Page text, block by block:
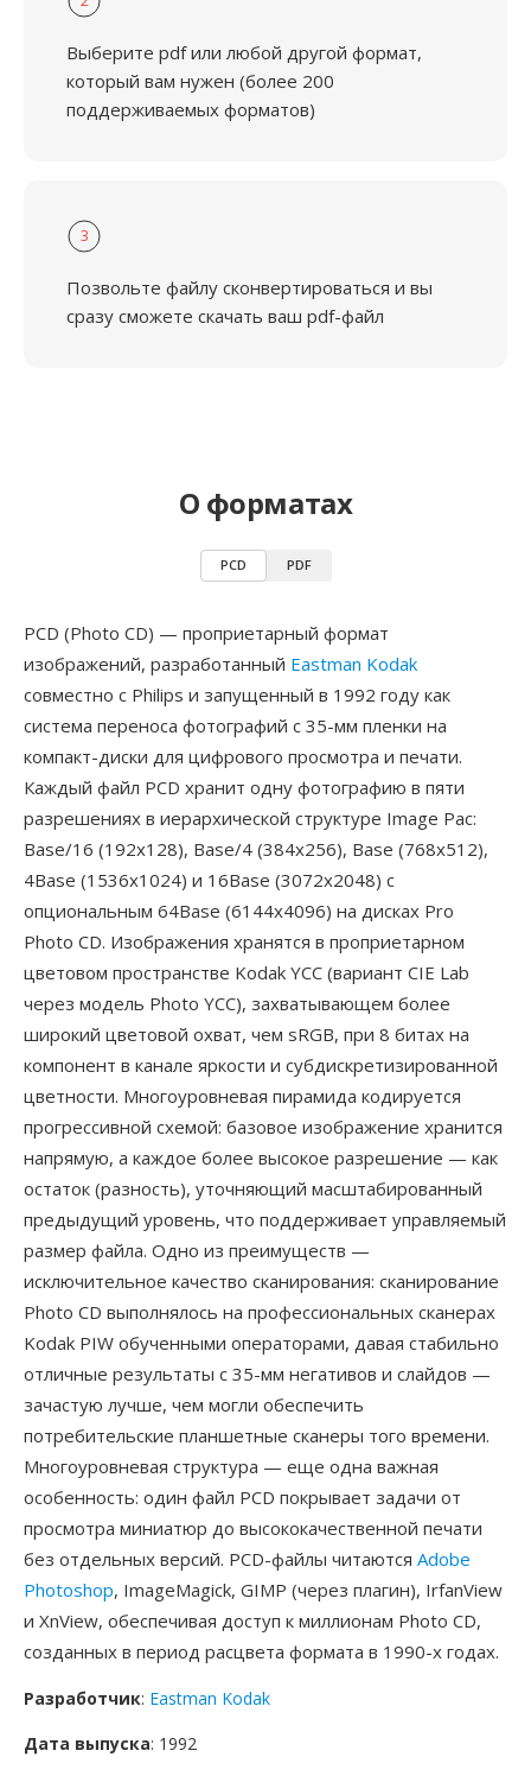
Выберите pdf или любой другой формат,
который вам нужен (более 200
поддерживаемых форматов)
3
Позвольте файлу сконвертироваться и вы
сразу сможете скачать ваш pdf-файл
О форматах
PCD PDF
PCD (Photo CD) — проприетарный формат
изображений, разработанный Eastman Kodak
совместно с Philips и запущенный в 1992 году как
система переноса фотографий с 35-мм пленки на
компакт-диски для цифрового просмотра и печати.
Каждый файл PCD хранит одну фотографию в пяти
разрешениях в иерархической структуре Image Pac:
Base/16 (192x128), Base/4 (384x256), Base (768x512),
4Base (1536x1024) и 16Base (3072x2048) с
опциональным 64Base (6144x4096) на дисках Pro
Photo CD. Изображения хранятся в проприетарном
цветовом пространстве Kodak YCC (вариант CIE Lab
через модель Photo YCC), захватывающем более
широкий цветовой охват, чем sRGB, при 8 битах на
компонент в канале яркости и субдискретизированной
цветности. Многоуровневая пирамида кодируется
прогрессивной схемой: базовое изображение хранится
напрямую, а каждое более высокое разрешение — как
остаток (разность), уточняющий масштабированный
предыдущий уровень, что поддерживает управляемый
размер файла. Одно из преимуществ —
исключительное качество сканирования: сканирование
Photo CD выполнялось на профессиональных сканерах
Kodak PIW обученными операторами, давая стабильно
отличные результаты с 35-мм негативов и слайдов —
зачастую лучше, чем могли обеспечить
потребительские планшетные сканеры того времени.
Многоуровневая структура — еще одна важная
особенность: один файл PCD покрывает задачи от
просмотра миниатюр до высококачественной печати
без отдельных версий. PCD-файлы читаются Adobe
Photoshop, ImageMagick, GIMP (через плагин), IrfanView
и XnView, обеспечивая доступ к миллионам Photo CD,
созданных в период расцвета формата в 1990-х годах.
Разработчик: Eastman Kodak
Дата выпуска: 1992